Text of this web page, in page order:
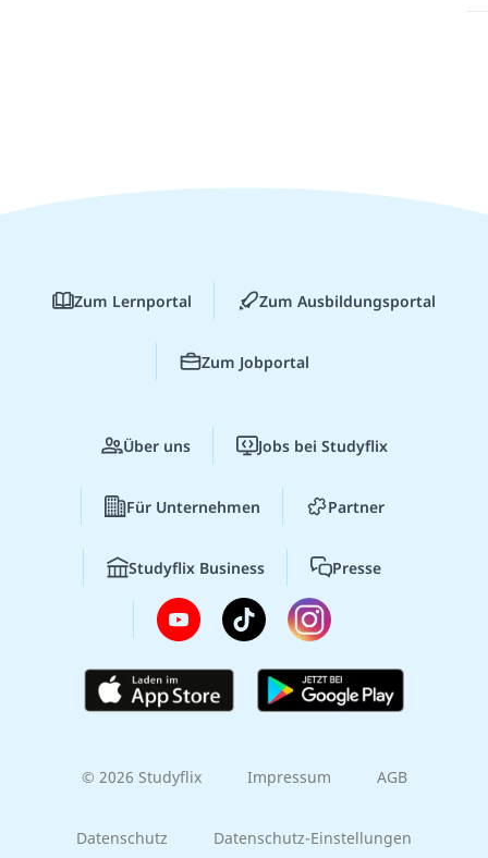
Zum Lernportal Zum Ausbildungsportal
Zum Jobportal
Über uns Jobs bei Studyflix
Für Unternehmen Partner
Studyflix Business Presse
© 2026 Studyflix Impressum AGB
Datenschutz Datenschutz-Einstellungen